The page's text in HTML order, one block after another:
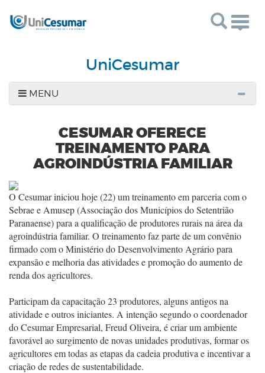
UniCesumar
MENU
CESUMAR OFERECE
TREINAMENTO PARA
AGROINDÚSTRIA FAMILIAR
O Cesumar iniciou hoje (22) um treinamento em parceria com o
Sebrae e Amusep (Associação dos Municípios do Setentrião
Paranaense) para a qualificação de produtores rurais na área da
agroindústria familiar. O treinamento faz parte de um convênio
firmado com o Ministério do Desenvolvimento Agrário para
expansão e melhoria das atividades e promoção do aumento de
renda dos agricultores.
Participam da capacitação 23 produtores, alguns antigos na
atividade e outros iniciantes. A intenção segundo o coordenador
do Cesumar Empresarial, Freud Oliveira, é criar um ambiente
favorável ao surgimento de novas unidades produtivas, formar os
agricultores em todas as etapas da cadeia produtiva e incentivar a
criação de redes de sustentabilidade.